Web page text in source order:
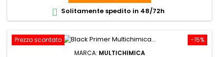
 Solitamente spedito in 48/72h
-15%
Prezzo scontato
MARCA: MULTICHIMICA